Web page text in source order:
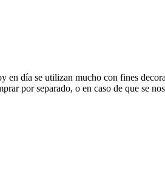
día se utilizan mucho con fines
por separado, o en caso de que se